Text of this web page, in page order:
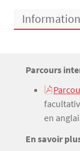
Bloc(s)
Titre
Parcours
Texte
en
Titre
En savoir